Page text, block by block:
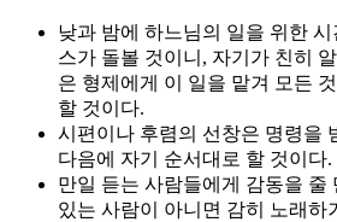
낮과 밤에 하느님의 일을 위한
스가 돌볼 것이니, 자기가 친히
은 형제에게 이 일을 맡겨 모든
할 것이다.
시편이나 후렴의 선창은 명령을
다음에 자기 순서대로 할 것이다.
만일 듣는 사람들에게 감동을 줄
있는 사람이 아니면 감히 노래하